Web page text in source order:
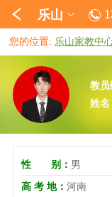
乐山
您的位置: 乐山家教中
教
姓名
性 别： 男
高 考 地：河南